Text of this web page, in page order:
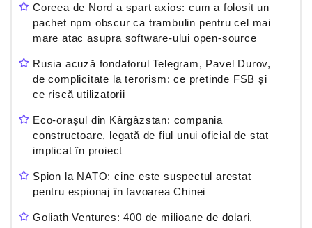
Coreea de Nord a spart axios: cum a folosit un
pachet npm obscur ca trambulin pentru cel mai
mare atac asupra software-ului open-source
Rusia acuză fondatorul Telegram, Pavel Durov,
de complicitate la terorism: ce pretinde FSB și
ce riscă utilizatorii
Eco-orașul din Kârgâzstan: compania
constructoare, legată de fiul unui oficial de stat
implicat în proiect
Spion la NATO: cine este suspectul arestat
pentru espionaj în favoarea Chinei
Goliath Ventures: 400 de milioane de dolari,